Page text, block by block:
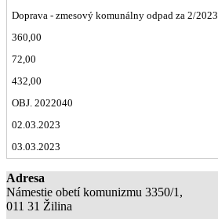
Doprava - zmesový komunálny odpad za 2/2023
360,00
72,00
432,00
OBJ. 2022040
02.03.2023
03.03.2023
Adresa
Námestie obetí komunizmu 3350/1,
011 31 Žilina